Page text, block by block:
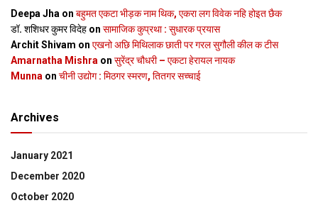
Deepa Jha on बहुमत एकटा भीड़क नाम थिक, एकरा लग विवेक नहि होइत छैक
डॉ. शशिधर कुमर विदेह on सामाजिक कुप्रथा : सुधारक प्रयास
Archit Shivam on एखनो अछि मिथिलाक छाती पर गरल सुगौली कील क टीस
Amarnatha Mishra on सुरेंद्र चौधरी – एकटा हेरायल नायक
Munna on चीनी उद्योग : मिठगर स्‍मरण, तितगर सच्‍चाई
Archives
January 2021
December 2020
October 2020